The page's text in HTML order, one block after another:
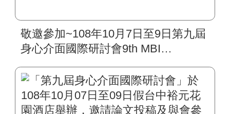
敬邀參加~108年10月7日至9日第九屆
身心介面國際研討會9th MBI